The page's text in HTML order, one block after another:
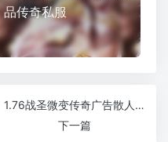
品传奇私服
1.76战圣微变传奇广告散人服
下一篇